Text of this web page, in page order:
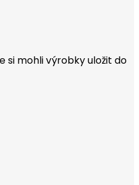
si mohli výrobky uložit do